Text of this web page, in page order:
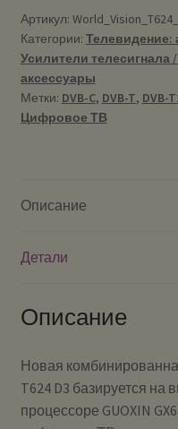
Артикул:
Категории: Телевидение:
Усилители телесигнала
аксессуары
Метки: DVB-C, DVB-T, DVB-
Цифровое ТВ
Описание
Детали
Описание
Новая
T624 D3 базируется на
процессоре GUOXIN